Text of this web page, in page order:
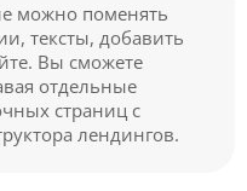
можно поменять
тексты, добавить
Вы сможете
отдельные
страниц с
лендингов.